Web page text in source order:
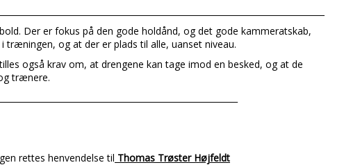
Der er fokus på den gode holdånd, og det gode kammeratskab,
og at der er plads til alle, uanset niveau.
også krav om, at drengene kan tage imod en besked, og at de
trænere.
rettes henvendelse til Thomas Trøster Højfeldt